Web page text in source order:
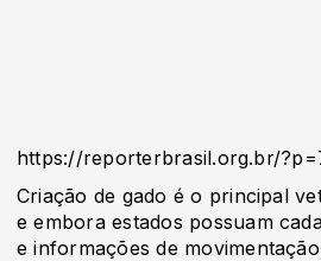
https://reporterbrasil.org.br/
Criação de gado é o principal
e embora estados possuam
e informações de